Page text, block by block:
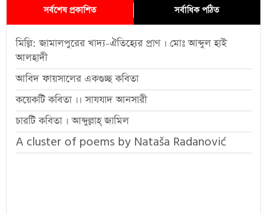
সর্বশেষ প্রকাশিত সর্বাধিক পঠিত
মিল্লি: জামালপুরের খাদ্য-ঐতিহ্যের প্রাণ । মোঃ আব্দুল হাই
আলহাদী
আবিদ ফায়সালের একগুচ্ছ কবিতা
কয়েকটি কবিতা ।। সাযযাদ আনসারী
চারটি কবিতা । আব্দুল্লাহ্ জামিল
A cluster of poems by Nataša Radanović